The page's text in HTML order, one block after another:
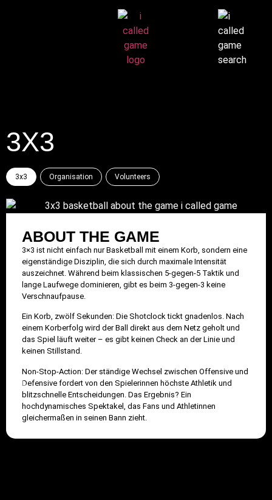
3X3
3x3 Organisation Volunteers
ABOUT THE GAME
3×3 ist nicht einfach nur Basketball mit einem Korb, sondern eine
eigenständige Disziplin, die sich durch maximale Intensität
auszeichnet. Während beim klassischen 5-gegen-5 Taktik und
lange Laufwege dominieren, gibt es beim 3-gegen-3 keine
Verschnaufpause.
Ein Korb, zwölf Sekunden: Die Shotclock tickt gnadenlos. Nach
einem Korberfolg wird der Ball direkt aus dem Netz geholt und
das Spiel läuft weiter – es gibt keinen Check an der Linie und
keinen Stillstand.
Non-Stop-Action: Der ständige Wechsel zwischen Offensive und
Defensive fordert von den Spielerinnen höchste Athletik und
blitzschnelle Entscheidungen. Das Ergebnis? Ein
hochdynamisches Spektakel, das Fans und Athletinnen
gleichermaßen in seinen Bann zieht.